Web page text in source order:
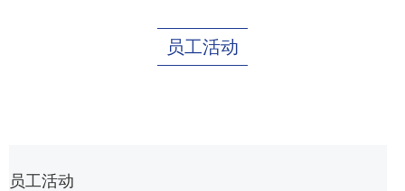
员工活动
员工活动